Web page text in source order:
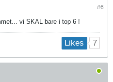
#6
vi SKAL bare i top 6 !
Likes 7